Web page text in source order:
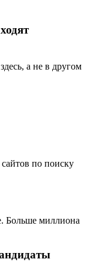
а не в другом
сайтов по поиску
Больше миллиона